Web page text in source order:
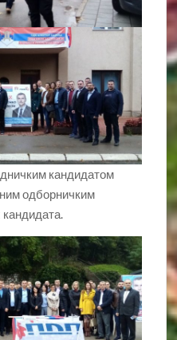
кандидатом
одборничким
кандидата.